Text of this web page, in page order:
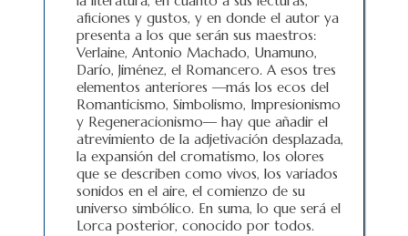
aficiones y gustos, y en donde el autor ya
presenta a los que serán sus maestros:
Verlaine, Antonio Machado, Unamuno,
Darío, Jiménez, el Romancero. A esos tres
elementos anteriores —más los ecos del
Romanticismo, Simbolismo, Impresionismo
y Regeneracionismo— hay que añadir el
atrevimiento de la adjetivación desplazada,
la expansión del cromatismo, los olores
que se describen como vivos, los variados
sonidos en el aire, el comienzo de su
universo simbólico. En suma, lo que será el
Lorca posterior, conocido por todos.